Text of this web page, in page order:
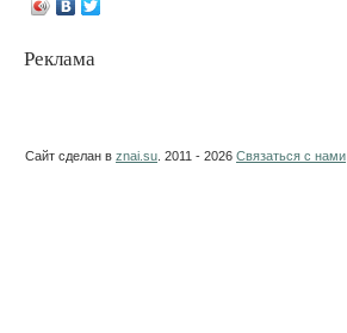
Реклама
Сайт сделан в znai.su . 2011 - 2026 Связаться с нами